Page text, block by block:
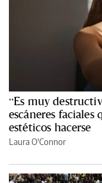
“Es muy
escáneres
estéticos hacerse
Laura O'Connor